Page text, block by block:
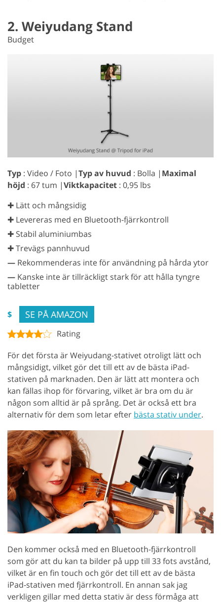
2. Weiyudang Stand
Budget
Typ : Video / Foto |Typ av huvud : Bolla | Maximal
höjd : 67 tum |Viktkapacitet : 0,95 lbs
✚ Lätt och mångsidig
✚ Levereras med en Bluetooth-fjärrkontroll
✚ Stabil aluminiumbas
✚ Trevägs pannhuvud
— Rekommenderas inte för användning på hårda ytor
— Kanske inte är tillräckligt stark för att hålla tyngre
tabletter
$ SE PÅ AMAZON
Rating
För det första är Weiyudang-stativet otroligt lätt och
mångsidigt, vilket gör det till ett av de bästa iPad-
stativen på marknaden. Den är lätt att montera och
kan fällas ihop för förvaring, vilket är bra om du är
någon som alltid är på språng. Det är också ett bra
alternativ för dem som letar efter bästa stativ under.
Den kommer också med en Bluetooth-fjärrkontroll
som gör att du kan ta bilder på upp till 33 fots avstånd,
vilket är en fin touch och gör det till ett av de bästa
iPad-stativen med fjärrkontroll. En annan sak jag
verkligen gillar med detta stativ är dess förmåga att